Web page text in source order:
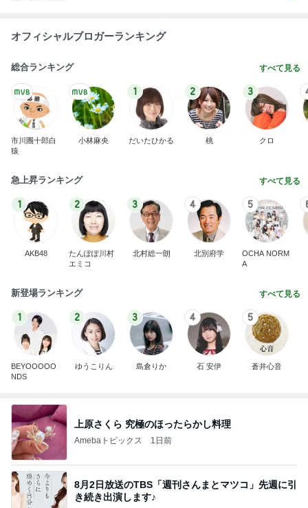
オフィシャルブロガーランキング
総合ランキング すべて見る
市川團十郎白
猿
小林麻央
1
だいたひかる
2
桃
3
クロ
急上昇ランキング すべて見る
1
AKB48
2
たんぽぽ川村
エミコ
3
北村総一朗
4
北別府学
5
OCHA NORM
A
新登場ランキング すべて見る
1
BEYOOOOO
NDS
2
ゆうこりん
3
島倉りか
4
石 安伊
5
蒼井心音
上原さくら 究極のほったらかし料理
Amebaトピックス 1日前
8月2日放送のTBS「週刊さんまとマツコ」先週に引
き続き出演します♪